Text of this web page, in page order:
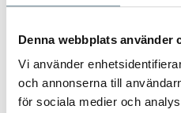
Denna webbplats använder
Vi använder
och annonserna till
för sociala medier och